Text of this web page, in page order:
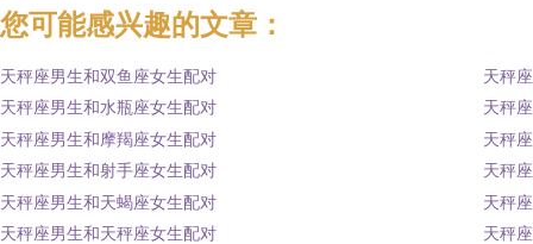
您可能感兴趣的文章：
天秤座男生和双鱼座女生配对
天秤座男生和水瓶座女生配对
天秤座男生和摩羯座女生配对
天秤座男生和射手座女生配对
天秤座男生和天蝎座女生配对
天秤座男生和天秤座女生配对
天秤
天秤
天秤
天秤
天秤
天秤